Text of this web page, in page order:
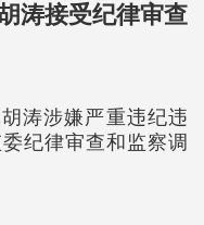
涛接受纪律审查
涛涉嫌严重违纪违
纪律审查和监察调